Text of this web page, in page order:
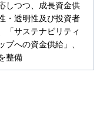
しつつ、成長資金供
・透明性及び投資者
「サステナビリティ
への資金供給」、
整備